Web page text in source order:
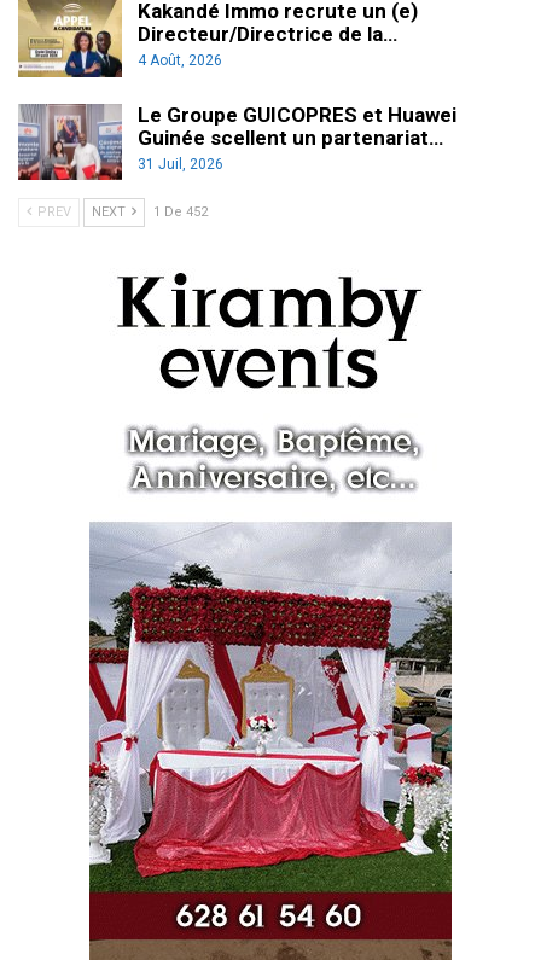
Kakandé Immo recrute un (e)
Directeur/Directrice de la…
4 Août, 2026
Le Groupe GUICOPRES et Huawei
Guinée scellent un partenariat…
31 Juil, 2026
PREV NEXT 1 De 452